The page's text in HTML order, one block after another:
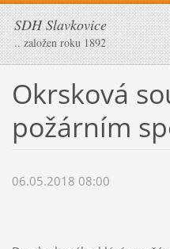
SDH Slavkovice
.. založen roku 1892
Okrsková
požárním
06.05.2018 08:00